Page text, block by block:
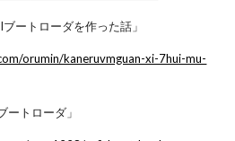
ートローダを作った話」
orumin/kaneruvmguan-xi-7hui-mu-
ートローダ」